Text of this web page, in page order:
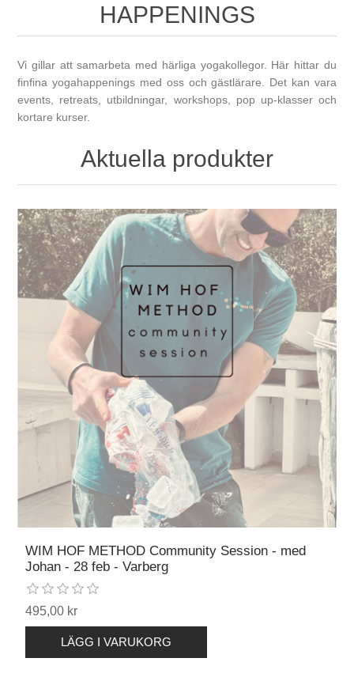
HAPPENINGS
Vi gillar att samarbeta med härliga yogakollegor. Här hittar du
finfina yogahappenings med oss och gästlärare. Det kan vara
events, retreats, utbildningar, workshops, pop up-klasser och
kortare kurser.
Aktuella produkter
WIM HOF METHOD Community Session - med
Johan - 28 feb - Varberg
495,00 kr